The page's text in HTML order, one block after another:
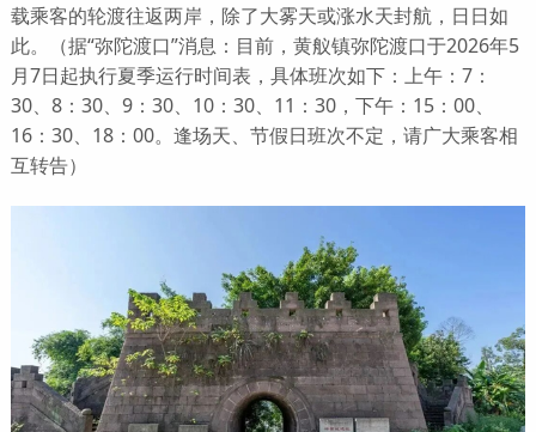
载乘客的轮渡往返两岸，除了大雾天或涨水天封航，日日如
此。（据“弥陀渡口”消息：目前，黄舣镇弥陀渡口于2026年5
月7日起执行夏季运行时间表，具体班次如下：上午：7：
30、8：30、9：30、10：30、11：30，下午：15：00、
16：30、18：00。逢场天、节假日班次不定，请广大乘客相
互转告）